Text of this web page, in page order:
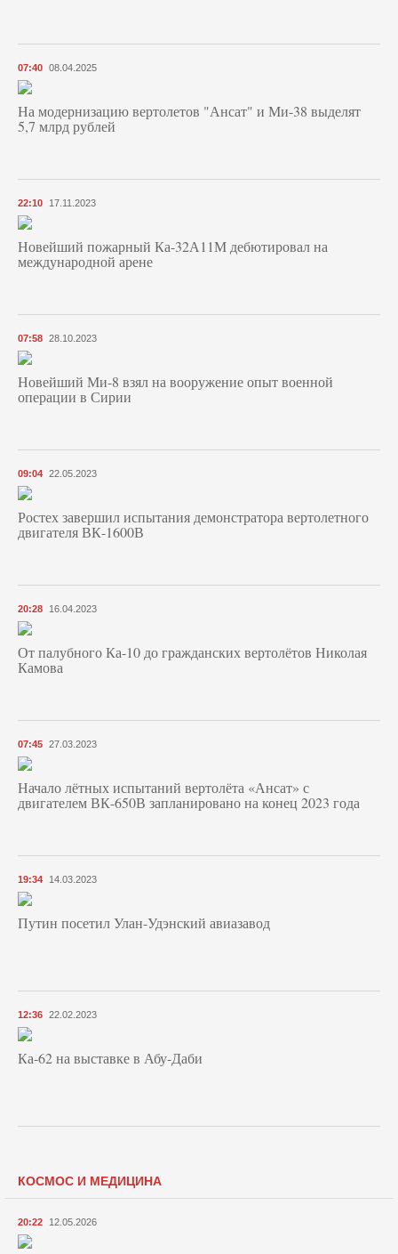
07:40 08.04.2025
На модернизацию вертолетов "Ансат" и Ми-38 выделят
5,7 млрд рублей
22:10 17.11.2023
Новейший пожарный Ка-32А11М дебютировал на
международной арене
07:58 28.10.2023
Новейший Ми-8 взял на вооружение опыт военной
операции в Сирии
09:04 22.05.2023
Ростех завершил испытания демонстратора вертолетного
двигателя ВК-1600В
20:28 16.04.2023
От палубного Ка-10 до гражданских вертолётов Николая
Камова
07:45 27.03.2023
Начало лётных испытаний вертолёта «Ансат» с
двигателем ВК-650В запланировано на конец 2023 года
19:34 14.03.2023
Путин посетил Улан-Удэнский авиазавод
12:36 22.02.2023
Ка-62 на выставке в Абу-Даби
КОСМОС И МЕДИЦИНА
20:22 12.05.2026